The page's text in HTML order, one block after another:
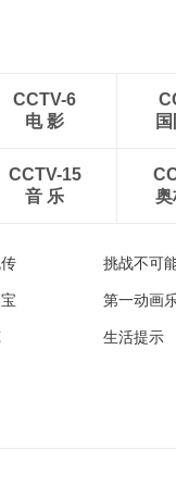
CCTV-6
电 影
CCTV-15
音 乐
奥
挑战不可
第一动画
生活提示